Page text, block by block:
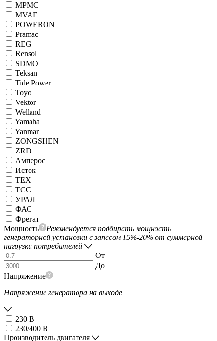
MPMC
MVAE
POWERON
Pramac
REG
Rensol
SDMO
Teksan
Tide Power
Toyo
Vektor
Welland
Yamaha
Yanmar
ZONGSHEN
ZRD
Амперос
Исток
ТЕХ
ТСС
УРАЛ
ФАС
Фрегат
Мощность
Рекомендуется подбирать мощность
генераторной установки с запасом 15%-20% от суммарной
нагрузки потребителей
От
До
Напряжение
Напряжение генератора на выходе
230 В
230/400 В
Производитель двигателя